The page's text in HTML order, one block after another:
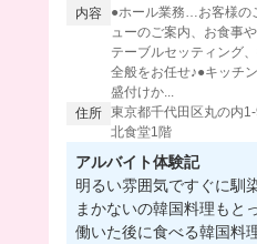
内容
●ホール業務…お客様の
ューのご案内、お食事
テーブルセッティング
全般をお任せ♪●キッチ
盛付けか...
住所 東京都千代田区丸の内
北食堂1階
アルバイト体験記
明るい雰囲気ですぐに馴
まかないの韓国料理もと
働いた後に食べる韓国料